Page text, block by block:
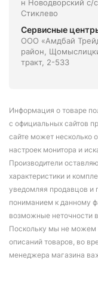
н Новодворский
Стиклево
Сервисные
ООО «Амдбай
район,
тракт, 2-533
Информация о товаре
с официальных сайтов
сайте может несколько
настроек монитора и
Производители
характеристики и
уведомляя продавцов и
пониманием к данному
возможные неточности
Поскольку мы не можем
описаний товаров, во
менеджера магазина